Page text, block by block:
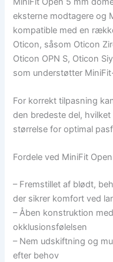
eksterne modtagere og
kompatible med en
Oticon, såsom Oticon
Oticon OPN S, Oticon
som understøtter
For korrekt tilpasning
den bredeste del,
størrelse for optimal
Fordele ved MiniFit
– Fremstillet af blødt,
der sikrer komfort ved
– Åben konstruktion
okklusionsfølelsen
– Nem udskiftning og
efter behov